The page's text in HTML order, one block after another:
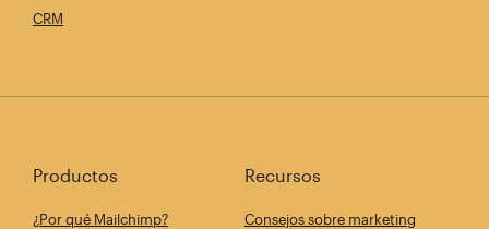
CRM
Productos
¿Por qué Mailchimp?
Recursos
Consejos sobre marketing